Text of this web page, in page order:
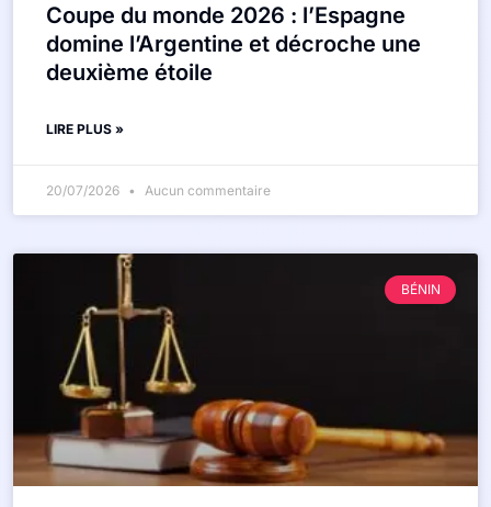
Coupe du monde 2026 : l’Espagne
domine l’Argentine et décroche une
deuxième étoile
LIRE PLUS »
20/07/2026 Aucun commentaire
BÉNIN